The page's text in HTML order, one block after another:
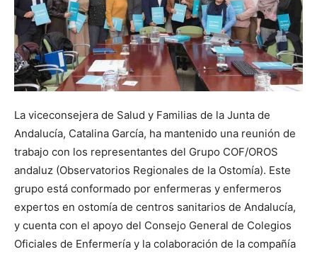
La viceconsejera de Salud y Familias de la Junta de
Andalucía, Catalina García, ha mantenido una reunión de
trabajo con los representantes del Grupo COF/OROS
andaluz (Observatorios Regionales de la Ostomía). Este
grupo está conformado por enfermeras y enfermeros
expertos en ostomía de centros sanitarios de Andalucía,
y cuenta con el apoyo del Consejo General de Colegios
Oficiales de Enfermería y la colaboración de la compañía